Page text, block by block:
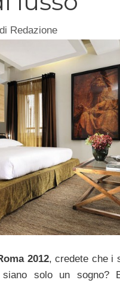
di Redazione
2012, credete che i
solo un sogno?